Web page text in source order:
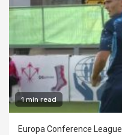
1 min read
Europa Conference League